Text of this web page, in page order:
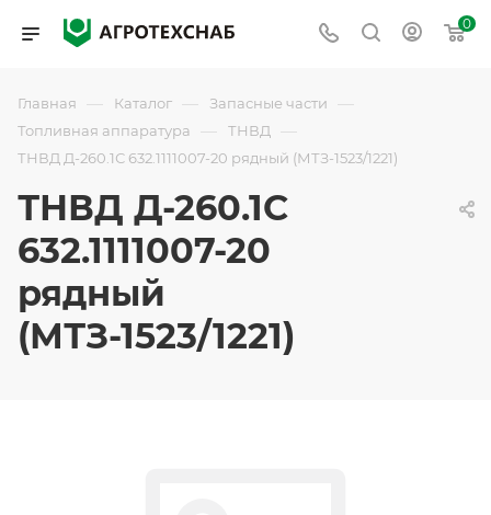
0
Главная — Каталог — Запасные части —
Топливная аппаратура — ТНВД —
ТНВД Д-260.1С 632.1111007-20 рядный (МТЗ-1523/1221)
ТНВД Д-260.1С
632.1111007-20
рядный
(МТЗ-1523/1221)